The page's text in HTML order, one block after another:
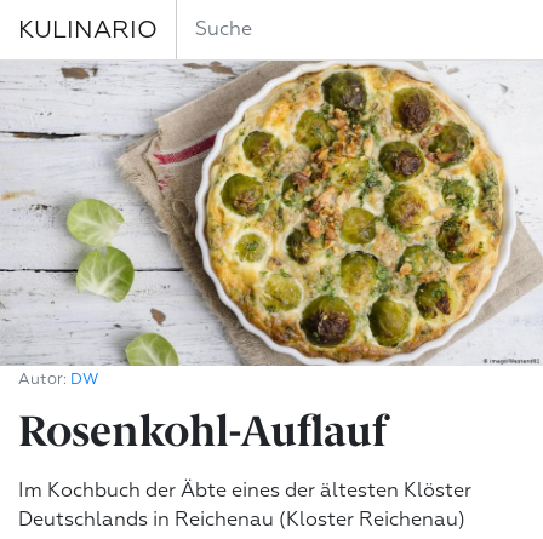
KULINARIO
Autor: DW
Rosenkohl-Auflauf
Im Kochbuch der Äbte eines der ältesten Klöster
Deutschlands in Reichenau (Kloster Reichenau)